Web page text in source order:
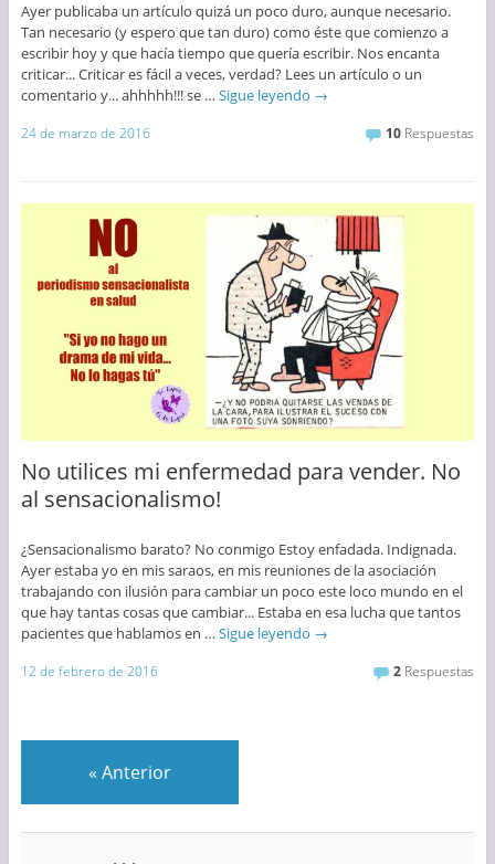
Ayer publicaba un artículo quizá un poco duro, aunque necesario.
Tan necesario (y espero que tan duro) como éste que comienzo a
escribir hoy y que hacía tiempo que quería escribir. Nos encanta
criticar... Criticar es fácil a veces, verdad? Lees un artículo o un
comentario y... ahhhhh!!! se … Sigue leyendo →
24 de marzo de 2016 10 Respuestas
No utilices mi enfermedad para vender. No
al sensacionalismo!
¿Sensacionalismo barato? No conmigo Estoy enfadada. Indignada.
Ayer estaba yo en mis saraos, en mis reuniones de la asociación
trabajando con ilusión para cambiar un poco este loco mundo en el
que hay tantas cosas que cambiar... Estaba en esa lucha que tantos
pacientes que hablamos en … Sigue leyendo →
12 de febrero de 2016 2 Respuestas
« Anterior